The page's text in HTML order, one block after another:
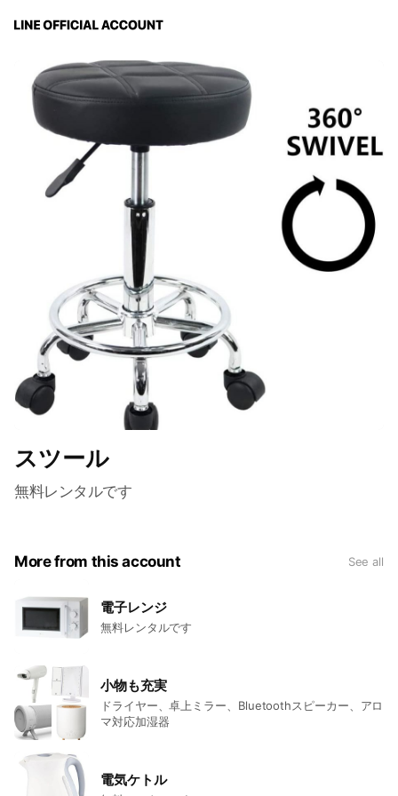
スツール
無料レンタルです
More from this account See all
電子レンジ
無料レンタルです
小物も充実
ドライヤー、卓上ミラー、Bluetoothスピーカー、アロ
マ対応加湿器
電気ケトル